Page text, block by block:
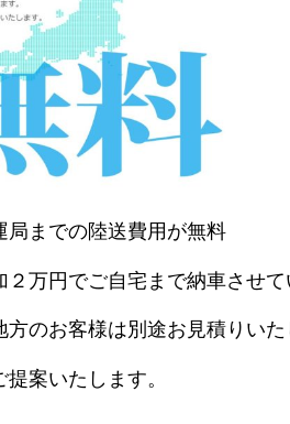
局までの陸送費用が無料
万円でご自宅まで納車させて
のお客様は別途お見積りいた
案いたします。